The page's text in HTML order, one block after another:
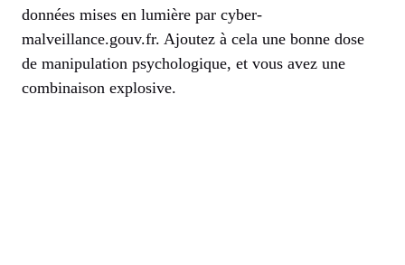
données mises en lumière par cyber-
malveillance.gouv.fr. Ajoutez à cela une bonne dose
de manipulation psychologique, et vous avez une
combinaison explosive.